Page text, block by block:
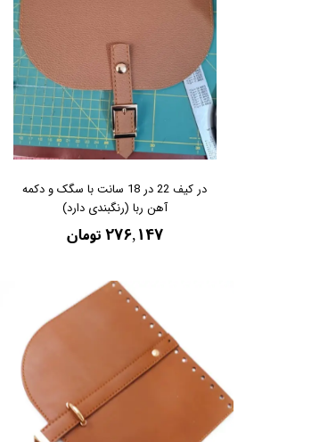
در کیف 22 در 18 سانت با سگک و دکمه
آهن ربا (رنگبندی دارد)
۲۷۶,۱۴۷ تومان